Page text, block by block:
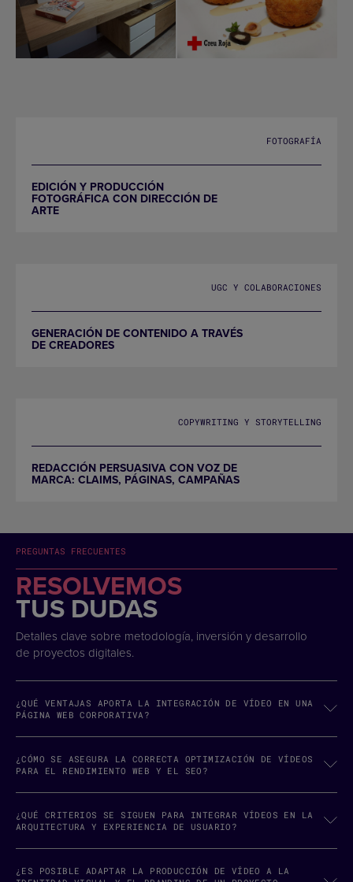
FOTOGRAFÍA
EDICIÓN Y PRODUCCIÓN
FOTOGRÁFICA CON DIRECCIÓN DE
ARTE
UGC Y COLABORACIONES
GENERACIÓN DE CONTENIDO A TRAVÉS
DE CREADORES
COPYWRITING Y STORYTELLING
REDACCIÓN PERSUASIVA CON VOZ DE
MARCA: CLAIMS, PÁGINAS, CAMPAÑAS
PREGUNTAS FRECUENTES
RESOLVEMOS
TUS DUDAS
Detalles clave sobre metodología, inversión y desarrollo
de proyectos digitales.
¿QUÉ VENTAJAS APORTA LA INTEGRACIÓN DE VÍDEO EN UNA
PÁGINA WEB CORPORATIVA?
¿CÓMO SE ASEGURA LA CORRECTA OPTIMIZACIÓN DE VÍDEOS
PARA EL RENDIMIENTO WEB Y EL SEO?
¿QUÉ CRITERIOS SE SIGUEN PARA INTEGRAR VÍDEOS EN LA
ARQUITECTURA Y EXPERIENCIA DE USUARIO?
¿ES POSIBLE ADAPTAR LA PRODUCCIÓN DE VÍDEO A LA